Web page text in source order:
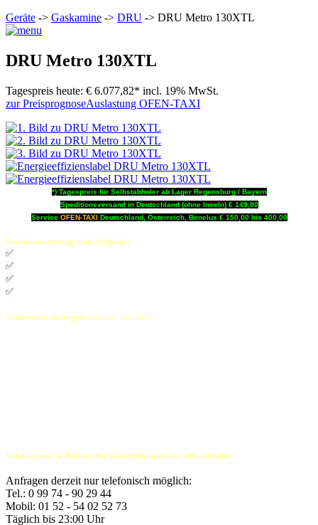
Geräte -> Gaskamine -> DRU -> DRU Metro 130XTL
DRU Metro 130XTL
Tagespreis heute: € 6.077,82* incl. 19% MwSt.
zur PreisprognoseAuslastung OFEN-TAXI
*) Tagespreis für Selbstabholer ab Lager Regensburg / Bayern
Speditionsversand in Deutschland (ohne Inseln) € 149,00
Service OFEN-TAXIDeutschland, Österreich, Benelux € 150,00 bis 400,00
Grundausstattung ohne Aufpreis:
✅
✅
✅
✅
Sonderausstattungen Preise incl. 19% MwSt.:
Sonderpreise & Rabatte für Gewerbekunden & Selbstabholer:
Anfragen derzeit nur telefonisch möglich:
Tel.: 0 99 74 - 90 29 44
Mobil: 01 52 - 54 02 52 73
Täglich bis 23:00 Uhr